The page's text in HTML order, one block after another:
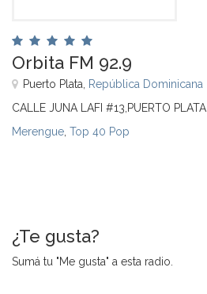
Orbita FM 92.9
Puerto Plata, República Dominicana
CALLE JUNA LAFI #13,PUERTO PLATA
Merengue Top 40 Pop
¿Te gusta?
Sumá tu "Me gusta" a esta radio.